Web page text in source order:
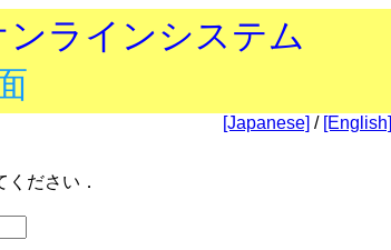
ラインシステム
[Japanese] / [English]
ださい．